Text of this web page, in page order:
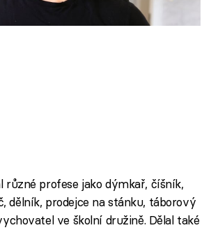
různé profese jako dýmkař, číšník,
dělník, prodejce na stánku, táborový
ve školní družině. Dělal také